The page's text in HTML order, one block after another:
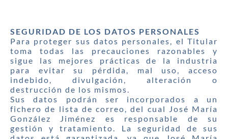
SEGURIDAD DE LOS DATOS PERSONALES
Para proteger sus datos personales, el Titular
toma todas las precauciones razonables y
sigue las mejores prácticas de la industria
para evitar su pérdida, mal uso, acceso
indebido, divulgación, alteración o
destrucción de los mismos.
Sus datos podrán ser incorporados a un
fichero de lista de correo, del cual José María
González Jiménez es responsable de su
gestión y tratamiento. La seguridad de sus